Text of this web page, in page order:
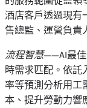
酒店客戶透過現有
售總監、運營負責
流程智慧——AI最佳
時需求匹配。依託
率等預測分析用工
本、提升勞動力響